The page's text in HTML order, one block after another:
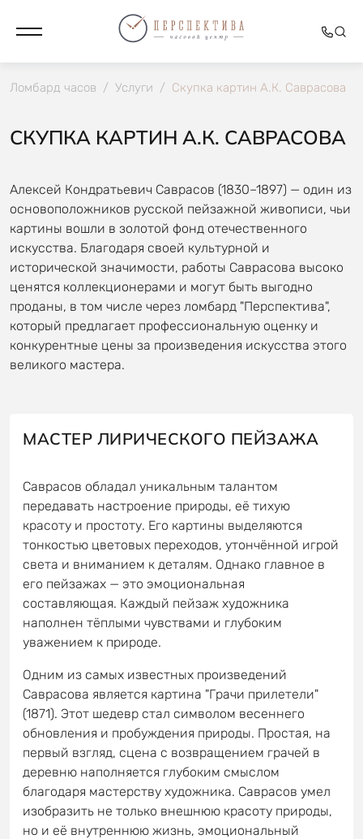
Ломбард часов / Услуги / Скупка картин А.К. Саврасова
СКУПКА КАРТИН А.К. САВРАСОВА
Алексей Кондратьевич Саврасов (1830–1897) — один из
основоположников русской пейзажной живописи, чьи
картины вошли в золотой фонд отечественного
искусства. Благодаря своей культурной и
исторической значимости, работы Саврасова высоко
ценятся коллекционерами и могут быть выгодно
проданы, в том числе через ломбард "Перспектива",
который предлагает профессиональную оценку и
конкурентные цены за произведения искусства этого
великого мастера.
МАСТЕР ЛИРИЧЕСКОГО ПЕЙЗАЖА
Саврасов обладал уникальным талантом
передавать настроение природы, её тихую
красоту и простоту. Его картины выделяются
тонкостью цветовых переходов, утончённой игрой
света и вниманием к деталям. Однако главное в
его пейзажах — это эмоциональная
составляющая. Каждый пейзаж художника
наполнен тёплыми чувствами и глубоким
уважением к природе.
Одним из самых известных произведений
Саврасова является картина "Грачи прилетели"
(1871). Этот шедевр стал символом весеннего
обновления и пробуждения природы. Простая, на
первый взгляд, сцена с возвращением грачей в
деревню наполняется глубоким смыслом
благодаря мастерству художника. Саврасов умел
изобразить не только внешнюю красоту природы,
но и её внутреннюю жизнь, эмоциональный